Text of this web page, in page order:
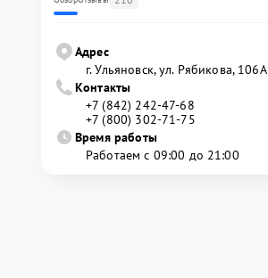
Адрес
г. Ульяновск, ул. Рябикова, 106А
Контакты
+7 (842) 242-47-68
+7 (800) 302-71-75
Время работы
Работаем с 09:00 до 21:00